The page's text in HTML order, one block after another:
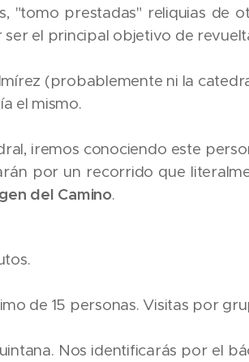
"tomo prestadas" reliquias de
el principal objetivo de
(probablemente ni la
el mismo.
iremos conociendo este
por un recorrido que
del Camino.
de 15 personas. Visitas por
Nos identificarás por el